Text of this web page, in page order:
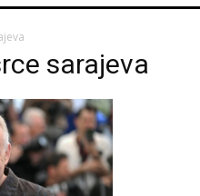
sarajeva